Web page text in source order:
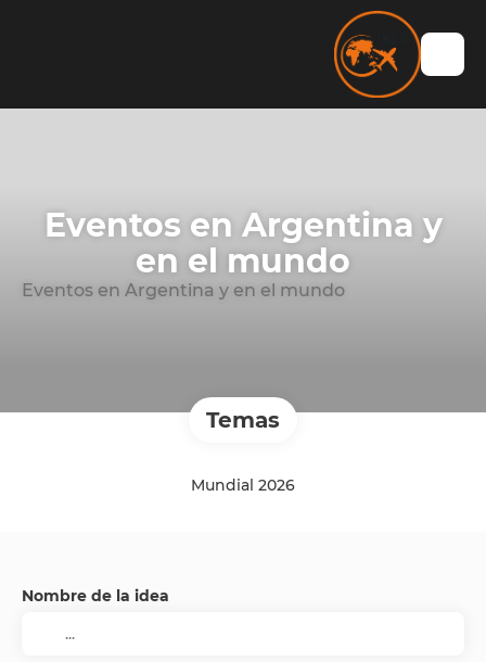
Eventos en Argentina y
en el mundo
Eventos en Argentina y en el mundo
Temas
Mundial 2026
Nombre de la idea